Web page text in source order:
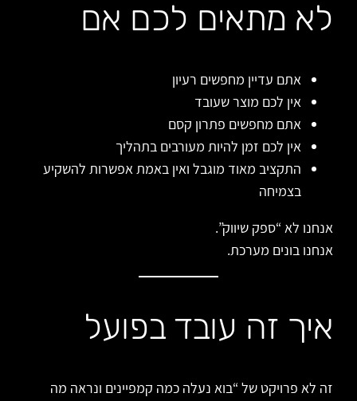
לא מתאים לכם אם
אתם עדיין מחפשים רעיון
אין לכם מוצר שעובד
אתם מחפשים פתרון קסם
אין לכם זמן להיות מעורבים בתהליך
התקציב מאוד מוגבל ואין באמת אפשרות להשקיע
בצמיחה
אנחנו לא “ספק שיווק”.
אנחנו בונים מערכת.
איך זה עובד בפועל
זה לא פרויקט של “בוא נעלה כמה קמפיינים ונראה מה